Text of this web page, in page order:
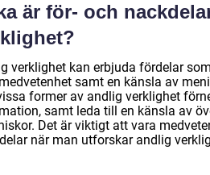
är för- och
verklighet kan erbjuda fördelar
samt en känsla av
former av andlig verklighet
samt leda till en känsla av
Det är viktigt att vara
när man utforskar andlig